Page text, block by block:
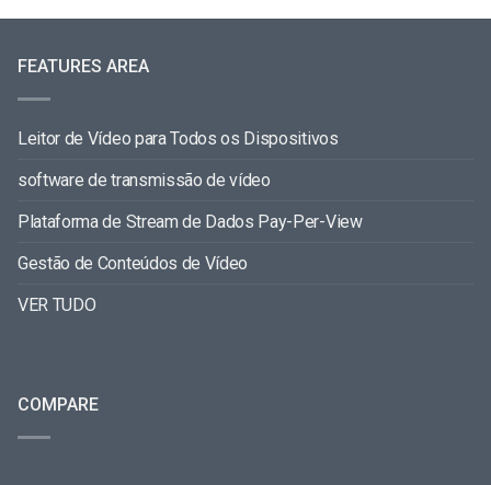
FEATURES AREA
Leitor de Vídeo para Todos os Dispositivos
software de transmissão de vídeo
Plataforma de Stream de Dados Pay-Per-View
Gestão de Conteúdos de Vídeo
VER TUDO
COMPARE